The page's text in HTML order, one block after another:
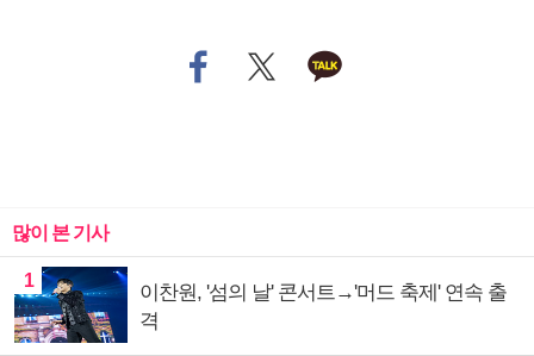
많이 본 기사
1
이찬원, '섬의 날' 콘서트→'머드 축제' 연속 출
격